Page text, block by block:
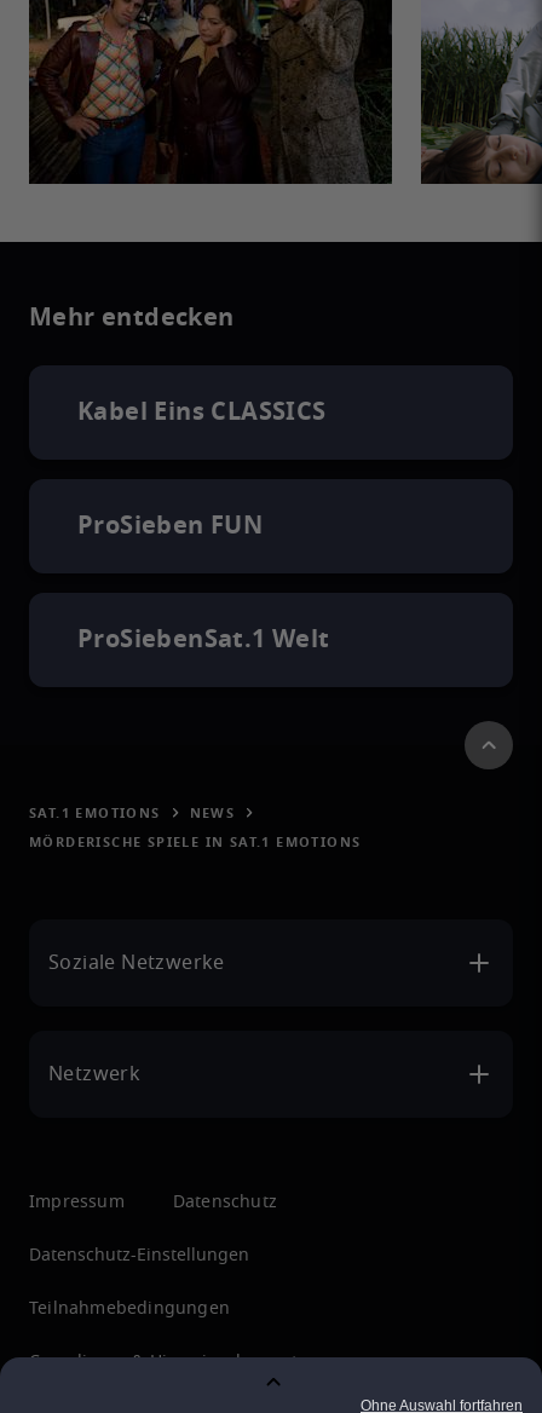
Mehr entdecken
Kabel Eins CLASSICS
ProSieben FUN
ProSiebenSat.1 Welt
SAT.1 EMOTIONS
NEWS
MÖRDERISCHE SPIELE IN SAT.1 EMOTIONS
Soziale Netzwerke
Netzwerk
Impressum Datenschutz
Datenschutz-Einstellungen
Teilnahmebedingungen
Compliance & Hinweisgebersystem